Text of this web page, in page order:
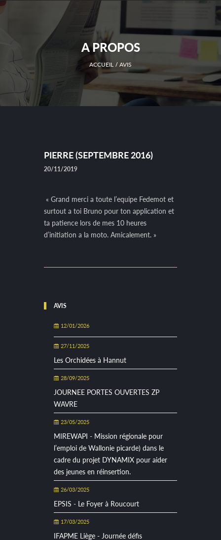
A PROPOS
ACCUEIL AVIS
PIERRE (SEPTEMBRE 2016)
20/11/2019
« Grand merci a toute l’equipe Fedemot et
surtout a toi Bruno pour ton application et
ta patience lors de mes 10 heures
d’initiation a la moto. Amicalement. »
AVIS
12/01/2026
27/11/2025
Les Orchidées à Hannut
28/09/2025
JOURNEE PORTES OUVERTES ZP
WAVRE
23/05/2025
MIREWAPI - Mission régionale pour
l’emploi de Wallonie picarde) dans le
cadre du projet DYNAMIX pour aider
des jeunes en réinsertion.
26/03/2025
EPSIS - Le Foyer à Roucourt
17/03/2025
IFAPME Liège - Journée défis